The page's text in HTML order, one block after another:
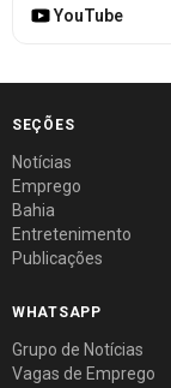
YouTube
SEÇÕES
Notícias
Emprego
Bahia
Entretenimento
Publicações
WHATSAPP
Grupo de Notícias
Vagas de Emprego